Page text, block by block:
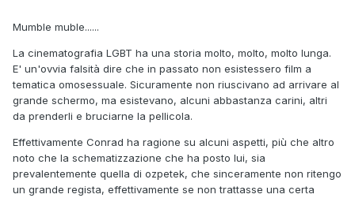
Mumble muble......
La cinematografia LGBT ha una storia molto, molto, molto lunga.
E' un'ovvia falsità dire che in passato non esistessero film a
tematica omosessuale. Sicuramente non riuscivano ad arrivare al
grande schermo, ma esistevano, alcuni abbastanza carini, altri
da prenderli e bruciarne la pellicola.
Effettivamente Conrad ha ragione su alcuni aspetti, più che altro
noto che la schematizzazione che ha posto lui, sia
prevalentemente quella di ozpetek, che sinceramente non ritengo
un grande regista, effettivamente se non trattasse una certa